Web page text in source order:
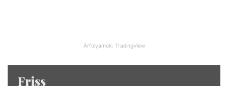
Árfolyamok: TradingView
Friss